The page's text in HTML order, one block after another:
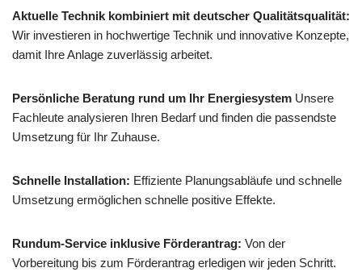
Aktuelle Technik kombiniert mit deutscher Qualitätsqualität:
Wir investieren in hochwertige Technik und innovative Konzepte,
damit Ihre Anlage zuverlässig arbeitet.
Persönliche Beratung rund um Ihr Energiesystem Unsere
Fachleute analysieren Ihren Bedarf und finden die passendste
Umsetzung für Ihr Zuhause.
Schnelle Installation: Effiziente Planungsabläufe und schnelle
Umsetzung ermöglichen schnelle positive Effekte.
Rundum-Service inklusive Förderantrag: Von der
Vorbereitung bis zum Förderantrag erledigen wir jeden Schritt.